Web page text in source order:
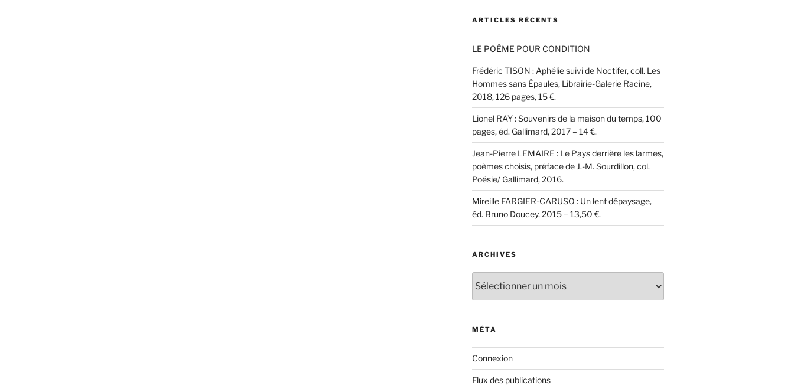
ARTICLES RÉCENTS
LE POÈME POUR CONDITION
Frédéric TISON : Aphélie suivi de Noctifer, coll. Les
Hommes sans Épaules, Librairie-Galerie Racine,
2018, 126 pages, 15 €.
Lionel RAY : Souvenirs de la maison du temps, 100
pages, éd. Gallimard, 2017 – 14 €.
Jean-Pierre LEMAIRE : Le Pays derrière les larmes,
poèmes choisis, préface de J.-M. Sourdillon, col.
Poésie/ Gallimard, 2016.
Mireille FARGIER-CARUSO : Un lent dépaysage,
éd. Bruno Doucey, 2015 – 13,50 €.
ARCHIVES
MÉTA
Connexion
Flux des publications